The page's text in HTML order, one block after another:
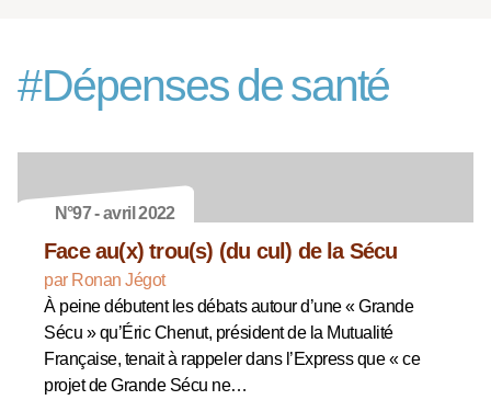
#Dépenses de santé
N°97 - avril 2022
Face au(x) trou(s) (du cul) de la Sécu
par Ronan Jégot
À peine débutent les débats autour d’une « Grande
Sécu » qu’Éric Chenut, président de la Mutualité
Française, tenait à rappeler dans l’Express que « ce
projet de Grande Sécu ne…